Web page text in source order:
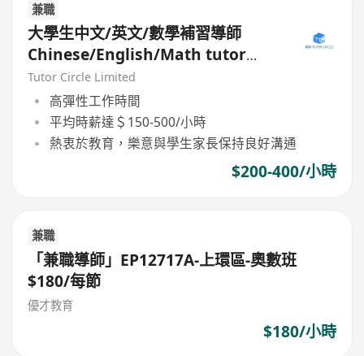
兼職
大學生中文/英文/數學補習導師
Chinese/English/Math tutor
(Part Time/Freelancer)
Tutor Circle Limited
高彈性工作時間
平均時薪達＄150-500/小時
熱衷於教育，樂意與學生家長保持良好溝通
$200-400/小時
兼職
「兼職導師」EP12717A-上環區-奧數班
$180/每節
優才教育
$180/小時